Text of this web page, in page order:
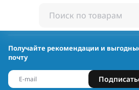
Получайте рекомендации и
почту